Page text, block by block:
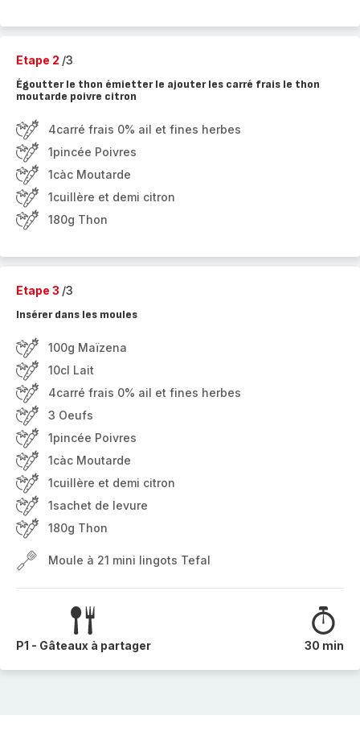
Etape 2 /3
Égoutter le thon émietter le ajouter les carré frais le thon
moutarde poivre citron
4carré frais 0% ail et fines herbes
1pincée Poivres
1càc Moutarde
1cuillère et demi citron
180g Thon
Etape 3 /3
Insérer dans les moules
100g Maïzena
10cl Lait
4carré frais 0% ail et fines herbes
3 Oeufs
1pincée Poivres
1càc Moutarde
1cuillère et demi citron
1sachet de levure
180g Thon
Moule à 21 mini lingots Tefal
P1 - Gâteaux à partager 30 min